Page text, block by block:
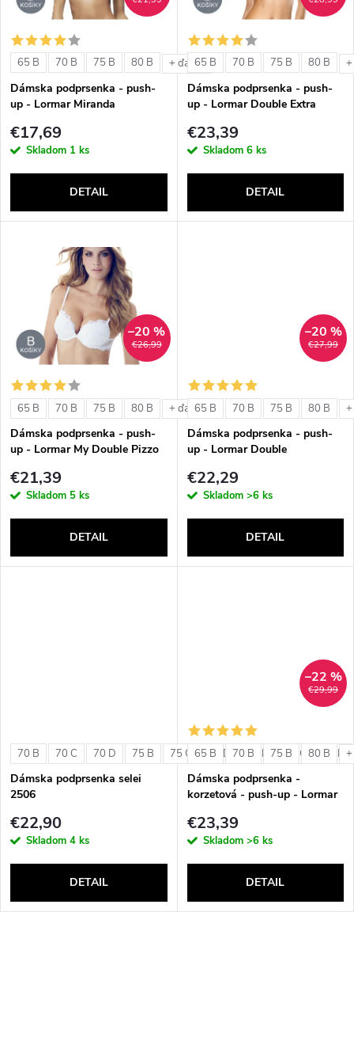
i
e
p
r
d
t
o
v
i
s
p
r
o
d
t
o
v
65 B 70 B 75 B 80 B + ďalšie
Dámska podprsenka - push-
up - Lormar Miranda
€17,69
Skladom 1 ks
DETAIL
65 B 70 B 75 B 80 B
Dámska podprsenka - push-
up - Lormar Double Extra
€23,39
Skladom 6 ks
DETAIL
€26,99
–20 %
65 B 70 B 75 B 80 B + ďalšie
Dámska podprsenka - push-
up - Lormar My Double Pizzo
€21,39
Skladom 5 ks
DETAIL
€27,99
–20 %
65 B 70 B 75 B 80 B
Dámska podprsenka - push-
up - Lormar Double
€22,29
Skladom >6 ks
DETAIL
70 B 70 C 70 D 75 B 75 C 75 D 80 B 80 C 80 D
Dámska podprsenka selei
2506
€22,90
Skladom 4 ks
DETAIL
€29,99
–22 %
65 B 70 B 75 B 80 B
Dámska podprsenka -
korzetová - push-up - Lormar
€23,39
Skladom >6 ks
DETAIL